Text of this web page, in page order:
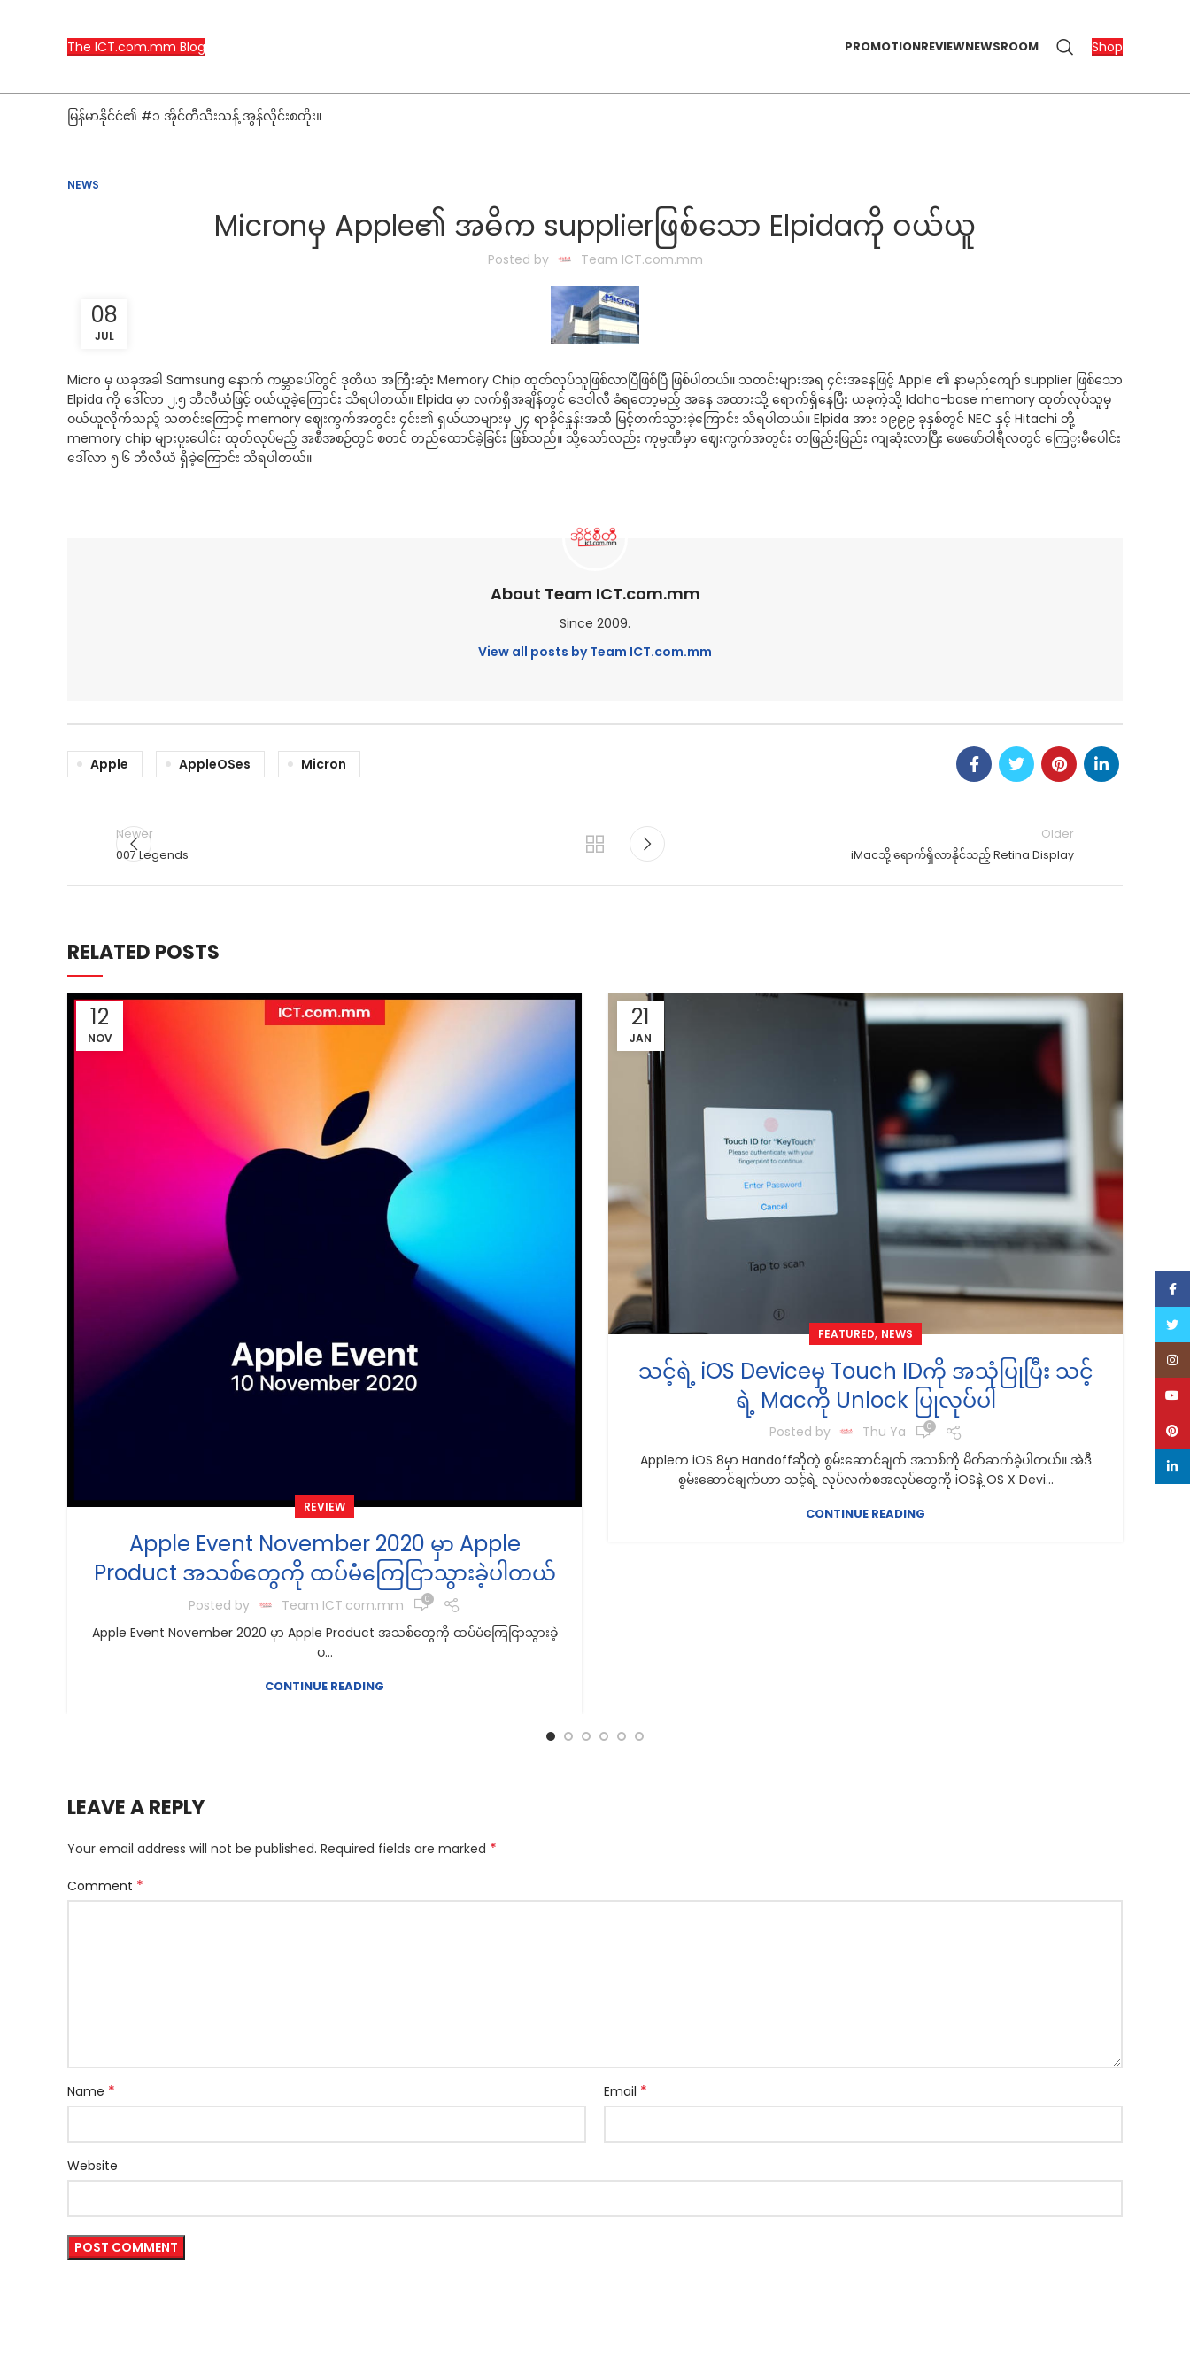
The ICT.com.mm Blog PROMOTIONREVIEWNEWSROOM Shop
မြန်မာနိုင်ငံ၏ #၁ အိုင်တီသီးသန့် အွန်လိုင်းစတိုး။
NEWS
Micronမှ Apple၏ အဓိက supplierဖြစ်သော Elpidaကို ဝယ်ယူ
Posted by Team ICT.com.mm
08
JUL
Micro မှ ယခုအခါ Samsung နောက် ကမ္ဘာပေါ်တွင် ဒုတိယ အကြီးဆုံး Memory Chip ထုတ်လုပ်သူဖြစ်လာပြီဖြစ်ပြီ ဖြစ်ပါတယ်။ သတင်းများအရ ၄င်းအနေဖြင့် Apple ၏ နာမည်ကျော် supplier ဖြစ်သော
Elpida ကို ဒေါ်လာ ၂.၅ ဘီလီယံဖြင့် ဝယ်ယူခဲ့ကြောင်း သိရပါတယ်။ Elpida မှာ လက်ရှိအချိန်တွင် ဒေဝါလီ ခံရတော့မည့် အနေ အထားသို့ ရောက်ရှိနေပြီး ယခုကဲ့သို့ Idaho-base memory ထုတ်လုပ်သူမှ
ဝယ်ယူလိုက်သည့် သတင်းကြောင့် memory ဈေးကွက်အတွင်း ၄င်း၏ ရှယ်ယာများမှ ၂၄ ရာခိုင်နှုန်းအထိ မြင့်တက်သွားခဲ့ကြောင်း သိရပါတယ်။ Elpida အား ၁၉၉၉ ခုနှစ်တွင် NEC နှင့် Hitachi တို့
memory chip များပူးပေါင်း ထုတ်လုပ်မည့် အစီအစဉ်တွင် စတင် တည်ထောင်ခဲ့ခြင်း ဖြစ်သည်။ သို့သော်လည်း ကုမ္ပဏီမှာ ဈေးကွက်အတွင်း တဖြည်းဖြည်း ကျဆုံးလာပြီး ဖေဖော်ဝါရီလတွင် ကြေွးမီပေါင်း
ဒေါ်လာ ၅.၆ ဘီလီယံ ရှိခဲ့ကြောင်း သိရပါတယ်။
About Team ICT.com.mm
Since 2009.
View all posts by Team ICT.com.mm
Apple AppleOSes Micron
Newer
007 Legends
Older
iMacသို့ ရောက်ရှိလာနိုင်သည့် Retina Display
RELATED POSTS
12
NOV
REVIEW
Apple Event November 2020 မှာ Apple
Product အသစ်တွေကို ထပ်မံကြေငြာသွားခဲ့ပါတယ်
Posted by Team ICT.com.mm 0
Apple Event November 2020 မှာ Apple Product အသစ်တွေကို ထပ်မံကြေငြာသွားခဲ့
ပ...
CONTINUE READING
21
JAN
FEATURED, NEWS
သင့်ရဲ့ iOS Deviceမှ Touch IDကို အသုံပြုပြီး သင့်
ရဲ့ Macကို Unlock ပြုလုပ်ပါ
Posted by Thu Ya 0
Appleက iOS 8မှာ Handoffဆိုတဲ့ စွမ်းဆောင်ချက် အသစ်ကို မိတ်ဆက်ခဲ့ပါတယ်။ အဲဒီ
စွမ်းဆောင်ချက်ဟာ သင့်ရဲ့ လုပ်လက်စအလုပ်တွေကို iOSနဲ့ OS X Devi...
CONTINUE READING
သ
LEAVE A REPLY
Your email address will not be published. Required fields are marked *
Comment *
Name * Email *
Website